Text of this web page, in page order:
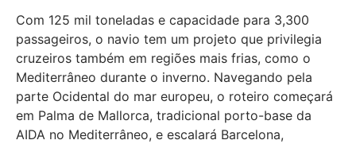
Com 125 mil toneladas e capacidade para 3,300
passageiros, o navio tem um projeto que privilegia
cruzeiros também em regiões mais frias, como o
Mediterrâneo durante o inverno. Navegando pela
parte Ocidental do mar europeu, o roteiro começará
em Palma de Mallorca, tradicional porto-base da
AIDA no Mediterrâneo, e escalará Barcelona,